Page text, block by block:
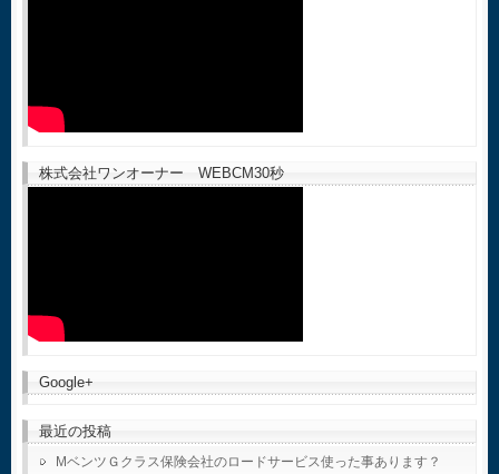
株式会社ワンオーナー WEBCM30秒
Google+
最近の投稿
MベンツＧクラス保険会社のロードサービス使った事あります？